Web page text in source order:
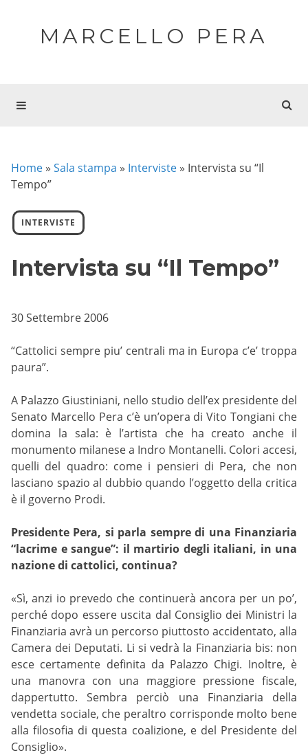
MARCELLO PERA
Home » Sala stampa » Interviste » Intervista su “Il
Tempo”
INTERVISTE
Intervista su “Il Tempo”
30 Settembre 2006
“Cattolici sempre piu’ centrali ma in Europa c’e’ troppa
paura”.
A Palazzo Giustiniani, nello studio dell’ex presidente del
Senato Marcello Pera c’è un’opera di Vito Tongiani che
domina la sala: è l’artista che ha creato anche il
monumento milanese a Indro Montanelli. Colori accesi,
quelli del quadro: come i pensieri di Pera, che non
lasciano spazio al dubbio quando l’oggetto della critica
è il governo Prodi.
Presidente Pera, si parla sempre di una Finanziaria
“lacrime e sangue”: il martirio degli italiani, in una
nazione di cattolici, continua?
«Sì, anzi io prevedo che continuerà ancora per un po’,
perché dopo essere uscita dal Consiglio dei Ministri la
Finanziaria avrà un percorso piuttosto accidentato, alla
Camera dei Deputati. Li si vedrà la Finanziaria bis: non
esce certamente definita da Palazzo Chigi. Inoltre, è
una manovra con una maggiore pressione fiscale,
dappertutto. Sembra perciò una Finanziaria della
vendetta sociale, che peraltro corrisponde molto bene
alla filosofia di questa coalizione, e del Presidente del
Consiglio».